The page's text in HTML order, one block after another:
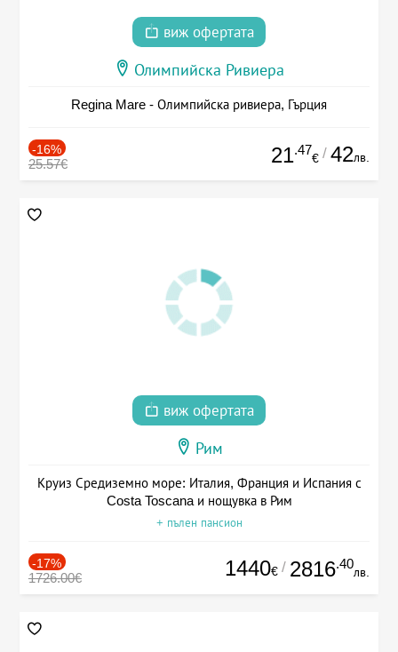
виж офертата
Олимпийска Ривиера
Regina Mare - Олимпийска ривиера, Гърция
-16%
25.57€ 21.47
€ / 42лв.
виж офертата
Рим
Круиз Средиземно море: Италия, Франция и Испания с
Costa Toscana и нощувка в Рим
+ пълен пансион
-17%
1726.00€ 1440€ / 2816.40
лв.